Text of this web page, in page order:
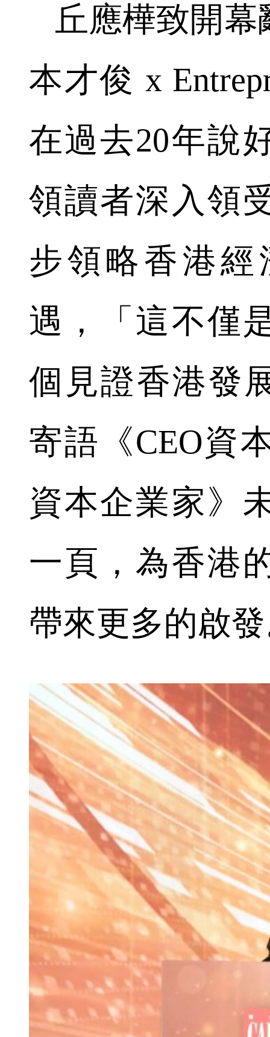
丘應樺致開幕
本才俊 x
在過去20年說
領讀者深入領
步領略香港
遇，「這不僅
個見證香港發
寄語《CEO資
資本企業家》
一頁，為香港
帶來更多的啟